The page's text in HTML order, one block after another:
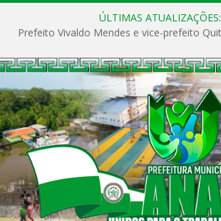
ÚLTIMAS ATUALIZAÇÕES: